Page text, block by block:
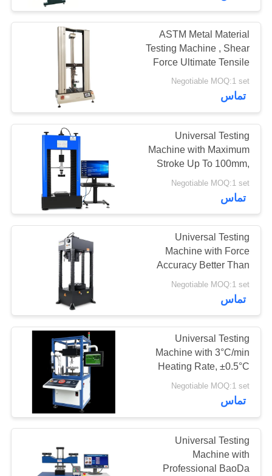
ASTM Metal Material
Testing Machine , Shear
Force Ultimate Tensile
Machine
Negotiable MOQ:1 set
تماس
Universal Testing
Machine with Maximum
Stroke Up To 100mm,
Force Accuracy Better
Than ±0.5%, and
Computer Control
Negotiable MOQ:1 set
تماس
Universal Testing
Machine with Force
Accuracy Better Than
±0.5% and Specimen
Destruction Detection for
Precise Hardness
Negotiable MOQ:1 set
تماس
Universal Testing
Machine with 3°C/min
Heating Rate, ±0.5°C
Temperature Fluctuation,
and High-precision CCD
Industrial Camera
Negotiable MOQ:1 set
تماس
Universal Testing
Machine with
Professional BaoDa